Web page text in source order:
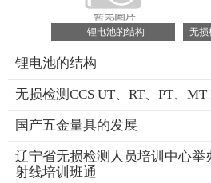
锂电池的结构
锂电池的结构
无损检测CCS UT、RT、PT、
国产五金量具的发展
辽宁省无损检测人员培训中心举
射线培训班通